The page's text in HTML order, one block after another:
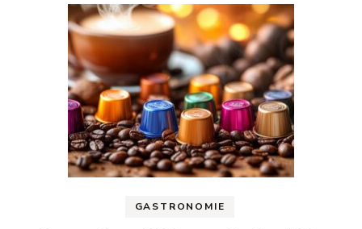
GASTRONOMIE